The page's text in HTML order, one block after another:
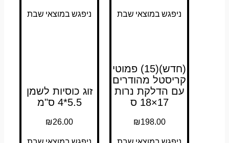
ניפגש במוצאי שבת
(חדש)(15) פמוטי
קריסטל מהודרים
עם הדלקת נרות
17×18 ס
₪198.00
ניפגש במוצאי שבת
זוג כוסיות לשמן
5.5*4 ס"מ
₪26.00